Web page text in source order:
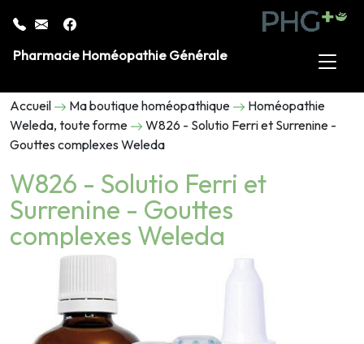
Pharmacie Homéopathie Générale
Accueil Ma boutique homéopathique
Homéopathie
Weleda, toute forme
W826 - Solutio Ferri et Surrenine -
Gouttes complexes Weleda
W826 - Solutio Ferri et
Surrenine - Gouttes
complexes Weleda